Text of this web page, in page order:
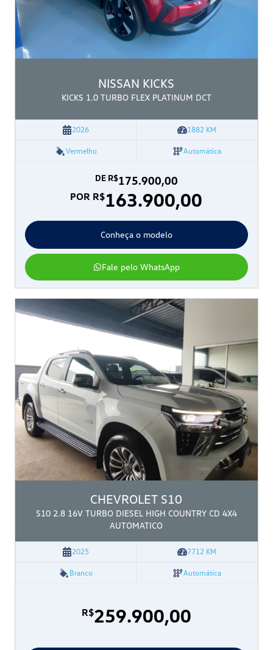
NISSAN KICKS
KICKS 1.0 TURBO FLEX PLATINUM DCT
2026 1882 KM
Vermelho Automática
DE R$175.900,00
POR R$163.900,00
Conheça o modelo
Fale pelo WhatsApp
CHEVROLET S10
S10 2.8 16V TURBO DIESEL HIGH COUNTRY CD 4X4
AUTOMATICO
2025 7712 KM
Branco Automática
R$259.900,00